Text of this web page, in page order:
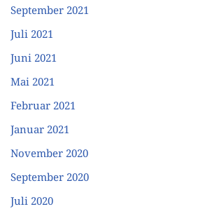
September 2021
Juli 2021
Juni 2021
Mai 2021
Februar 2021
Januar 2021
November 2020
September 2020
Juli 2020